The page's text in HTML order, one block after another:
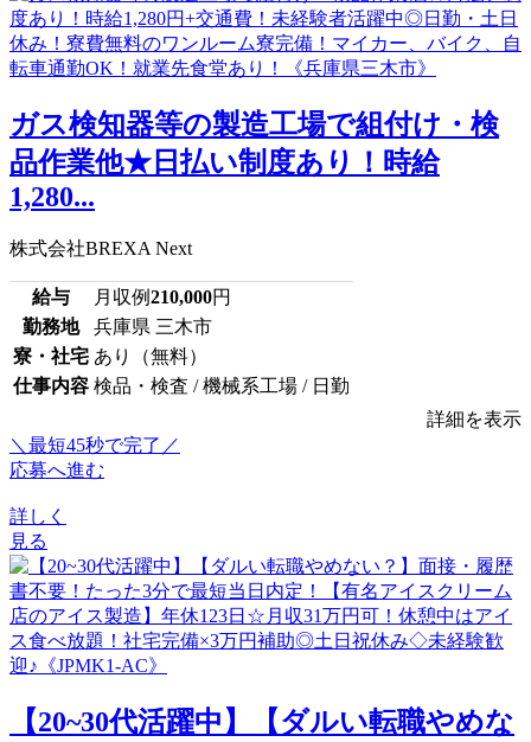
ガス検知器等の製造工場で組付け・検
品作業他★日払い制度あり！時給
1,280...
株式会社BREXA Next
給与 月収例210,000円
勤務地
兵庫県 三木市
寮・社宅 あり（無料）
仕事内容 検品・検査 / 機械系工場 / 日勤
詳細を表示
＼最短45秒で完了／
応募へ進む
詳しく
見る
【20~30代活躍中】【ダルい転職やめな